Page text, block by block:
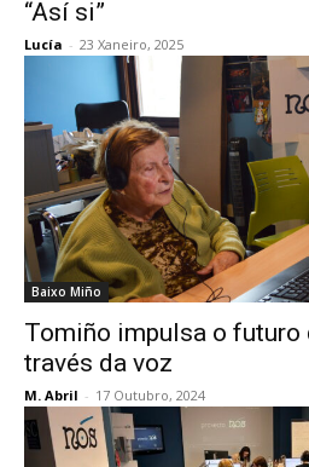
“Así si”
Lucía - 23 Xaneiro, 2025
Baixo Miño
Tomiño impulsa o futuro
través da voz
M. Abril - 17 Outubro, 2024